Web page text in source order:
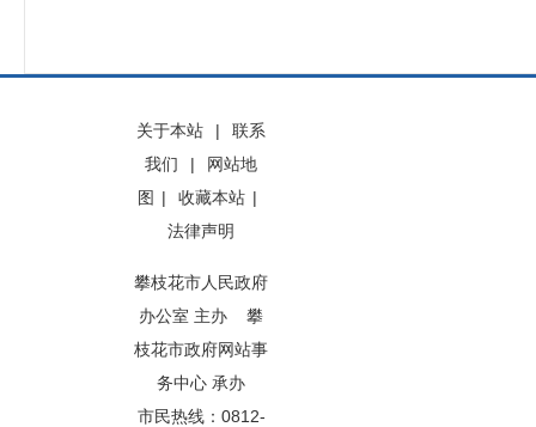
关于本站 |
联系
我们
|
网站地
图 | 收藏本站 |
法律声明
攀枝花市人民政府
办公室 主办 攀
枝花市政府网站事
务中心 承办
市民热线：0812-